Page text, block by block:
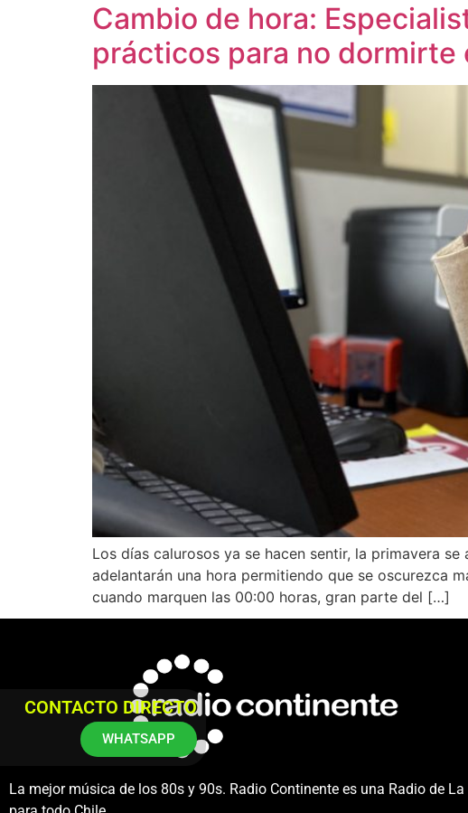
Cambio de hora:
prácticos para no dormirte
Los días calurosos ya se hacen sentir, la primavera
adelantarán una hora permitiendo que se oscurezca
cuando marquen las 00:00 horas, gran parte del […]
La mejor música de los 80s y 90s. Radio Continente es una Radio de La
CONTACTO DIRECTO
WHATSAPP